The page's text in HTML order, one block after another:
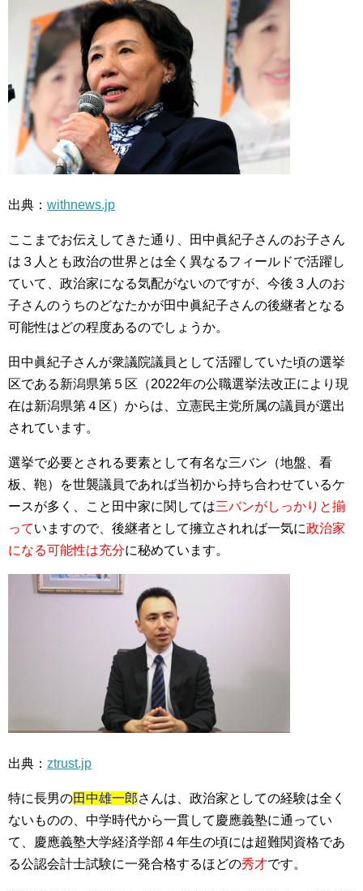
出典： withnews.jp
ここまでお伝えしてきた通り、田中眞紀子さんのお子さん
は３人とも政治の世界とは全く異なるフィールドで活躍し
ていて、政治家になる気配がないのですが、今後３人のお
子さんのうちのどなたかが田中眞紀子さんの後継者となる
可能性はどの程度あるのでしょうか。
田中眞紀子さんが衆議院議員として活躍していた頃の選挙
区である新潟県第５区（2022年の公職選挙法改正により現
在は新潟県第４区）からは、立憲民主党所属の議員が選出
されています。
選挙で必要とされる要素として有名な三バン（地盤、看
板、鞄）を世襲議員であれば当初から持ち合わせているケ
ースが多く、こと田中家に関しては三バンがしっかりと揃
っていますので、後継者として擁立されれば一気に政治家
になる可能性は充分に秘めています。
出典： ztrust.jp
特に長男の田中雄一郎さんは、政治家としての経験は全く
ないものの、中学時代から一貫して慶應義塾に通ってい
て、慶應義塾大学経済学部４年生の頃には超難関資格であ
る公認会計士試験に一発合格するほどの秀才です。